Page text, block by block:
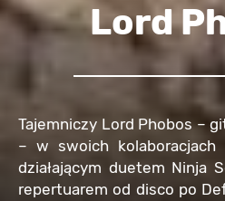
Lord
Tajemniczy Lord Phobos –
– w swoich kolaboracjach
działającym duetem Ninja
repertuarem od disco po